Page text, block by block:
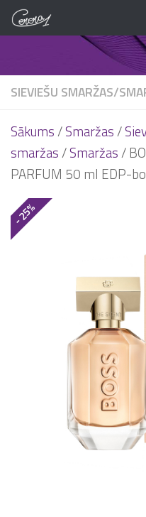
Skip to content
SIEVIEŠU SMARŽAS/
Sākums/Smaržas/
smaržas/Smaržas/
PARFUM 50 ml EDP-
- 25%